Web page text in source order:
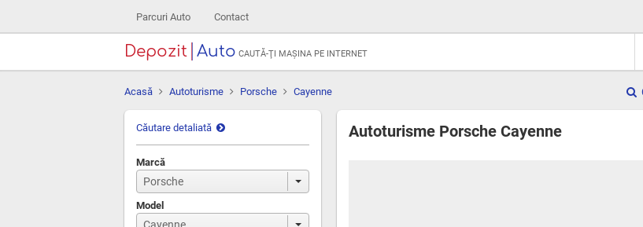
Parcuri Auto Contact
Depozit Auto CAUTĂ-ŢI MAŞINA PE INTERNET
Acasă Autoturisme Porsche Cayenne
Căutare detaliată
Marcă
Model
Autoturisme Porsche Cayenne